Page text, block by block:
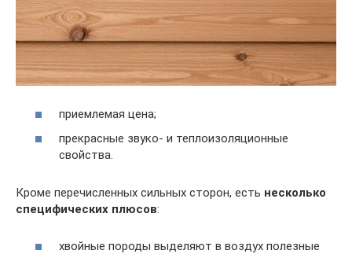
приемлемая цена;
прекрасные звуко- и теплоизоляционные
свойства.
Кроме перечисленных сильных сторон, есть несколько
специфических плюсов:
хвойные породы выделяют в воздух полезные